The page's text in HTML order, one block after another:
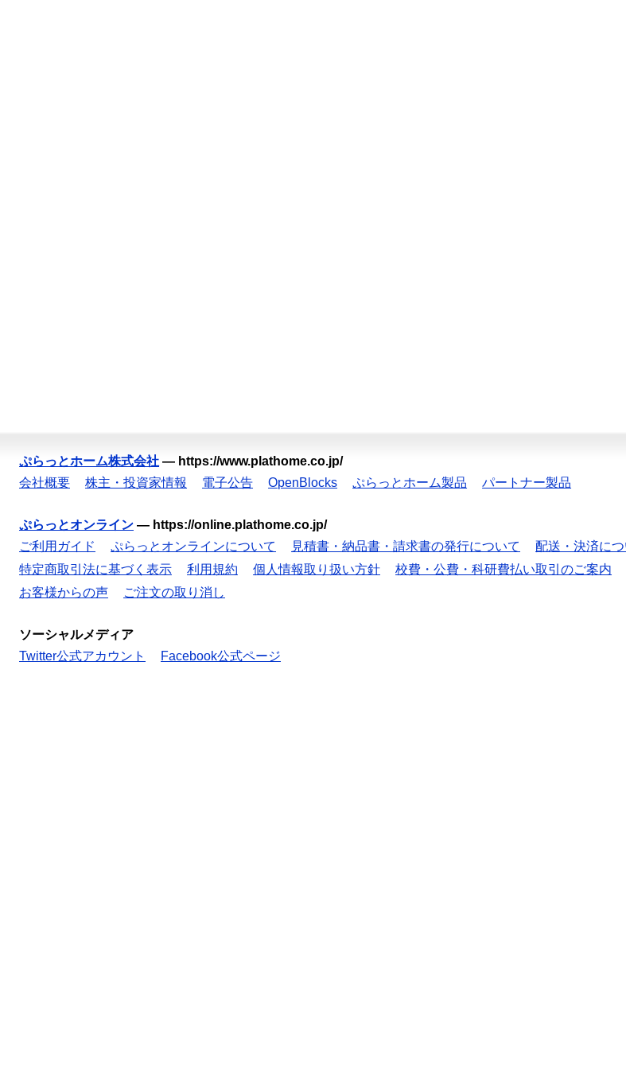
ぷらっとホーム株式会社 — https://www.plathome.co.jp/
会社概要
株主・投資家情報 電子公告 OpenBlocks ぷらっとホーム製品 パートナー製品
ぷらっとオンライン — https://online.plathome.co.jp/
ご利用ガイド
ぷらっとオンラインについて 見積書・納品書・請求書の発行について 配送・決済につ
特定商取引法に基づく表示
利用規約 個人情報取り扱い方針 校費・公費・科研費払い取引のご案内
お客様からの声
ご注文の取り消し
ソーシャルメディア
Twitter公式アカウント
Facebook公式ページ